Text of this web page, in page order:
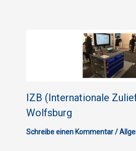
IZB (Internationale
Wolfsburg
Schreibe einen Kommentar /